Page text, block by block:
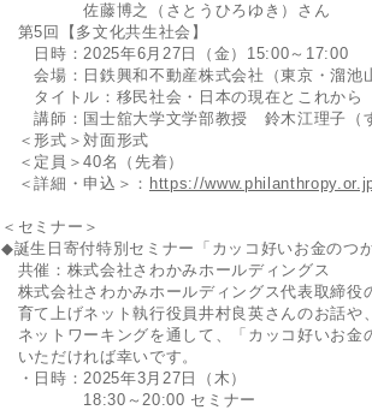
佐藤博之（さとうひろゆき）さん
第5回【多文化共生社会】
日時：2025年6月27日（金）15:00～17:00
会場：日鉄興和不動産株式会社（東京・溜池
タイトル：移民社会・日本の現在とこれか
講師：国士舘大学文学部教授 鈴木江理子（
＜形式＞対面形式
＜定員＞40名（先着）
＜詳細・申込＞： https://
＜セミナー＞
◆誕生日寄付特別セミナー「カッコ好いお金のつ
共催：株式会社さわかみホールディングス
株式会社さわかみホールディングス代表取締役
育て上げネット執行役員井村良英さんのお話や
ネットワーキングを通して、「カッコ好いお金
いただければ幸いです。
・日時：2025年3月27日（木）
18:30～20:00 セミナー